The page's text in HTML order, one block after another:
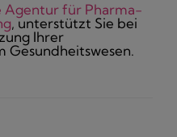
Agentur für Pharma-
, unterstützt Sie bei
Ihrer
Gesundheitswesen.